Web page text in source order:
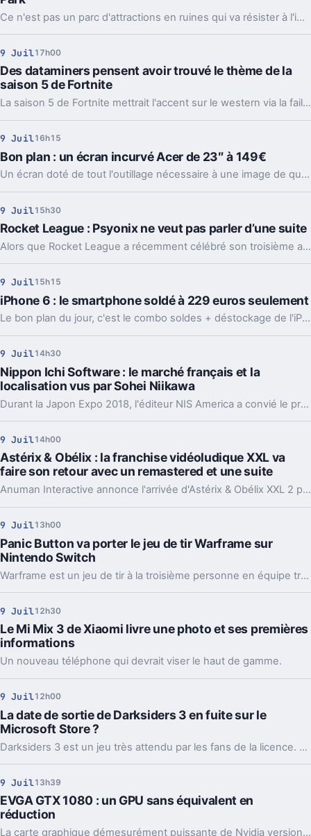
Ce n'est pas un parc d'attractions en ruines qui va résister à l'imagination de la jeune June dans le premier trailer de Wonder Park.
9 Juil17h00
Des dataminers pensent avoir trouvé le thème de la
saison 5 de Fortnite
La saison 5 de Fortnite mettrait l'accent sur le western via la faille spatio-temporelle apparue il y a peu dans le jeu.
9 Juil16h15
Bon plan : un écran incurvé Acer de 23″ à 149€
Un écran doté de tout l'outillage nécessaire à une image de qualité sans y mettre le prix fort.
9 Juil15h30
Rocket League : Psyonix ne veut pas parler d’une suite
Alors que Rocket League a récemment célébré son troisième anniversaire, Scott Rudi de Psyonix estime qu'il n'est toujours pas venu le moment de créer une suite.
9 Juil15h15
iPhone 6 : le smartphone soldé à 229 euros seulement
Le bon plan du jour, c'est le combo soldes + déstockage de l'iPhone 6 d'Apple, désormais proposé à moins de 230 euros.
9 Juil14h30
Nippon Ichi Software : le marché français et la
localisation vus par Sohei Niikawa
Durant la Japon Expo 2018, l'éditeur NIS America a convié le président de sa maison-mère, à savoir Nippon Ichi Software, a venir faire un point sur la localisation de ses jeux en France.
9 Juil14h00
Astérix & Obélix : la franchise vidéoludique XXL va
faire son retour avec un remastered et une suite
Anuman Interactive annonce l'arrivée d'Astérix & Obélix XXL 2 pour fin novembre prochain et Astérix & Obélix XXL 3 en 2019 sur PS4, Xbox One, Switch et PC sous le label de jeux vidéo Microïds.
9 Juil13h00
Panic Button va porter le jeu de tir Warframe sur
Nintendo Switch
Warframe est un jeu de tir à la troisième personne en équipe très appréciée par les fans. Panic Button travaille actuellement à porter le jeu sur Nintendo Switch.
9 Juil12h30
Le Mi Mix 3 de Xiaomi livre une photo et ses premières
informations
Un nouveau téléphone qui devrait viser le haut de gamme.
9 Juil12h00
La date de sortie de Darksiders 3 en fuite sur le
Microsoft Store ?
Darksiders 3 est un jeu très attendu par les fans de la licence. Aujourd'hui, la date de sortie de ce nouvel opus pourrait avoir fuité sur le Microsoft Store.
9 Juil13h39
EVGA GTX 1080 : un GPU sans équivalent en
réduction
La carte graphique démesurément puissante de Nvidia version EVGA profite de 8 Go de mémoire vive cadencés à 1708 MHz (1847 MHz en fréquence boost).